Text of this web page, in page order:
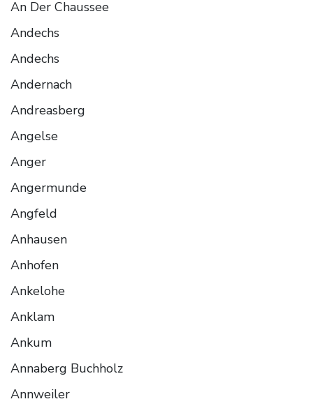
An Der Chaussee
Andechs
Andechs
Andernach
Andreasberg
Angelse
Anger
Angermunde
Angfeld
Anhausen
Anhofen
Ankelohe
Anklam
Ankum
Annaberg Buchholz
Annweiler